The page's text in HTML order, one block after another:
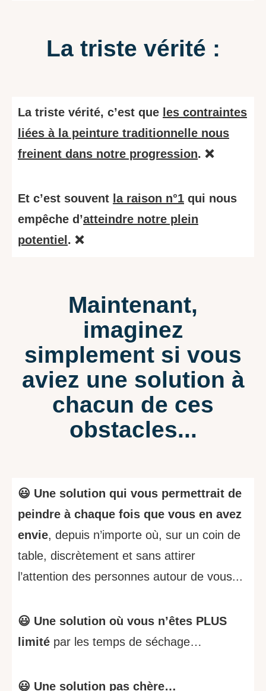
La triste vérité :
La triste vérité, c’est que les contraintes
liées à la peinture traditionnelle nous
freinent dans notre progression. ❌
Et c’est souvent la raison n°1 qui nous
empêche d’atteindre notre plein
potentiel . ❌
Maintenant,
imaginez
simplement si vous
aviez une solution à
chacun de ces
obstacles...
😃 Une solution qui vous permettrait de
peindre à chaque fois que vous en avez
envie, depuis n’importe où, sur un coin de
table, discrètement et sans attirer
l’attention des personnes autour de vous...
😃 Une solution où vous n’êtes PLUS
limité par les temps de séchage…
😃 Une solution pas chère…